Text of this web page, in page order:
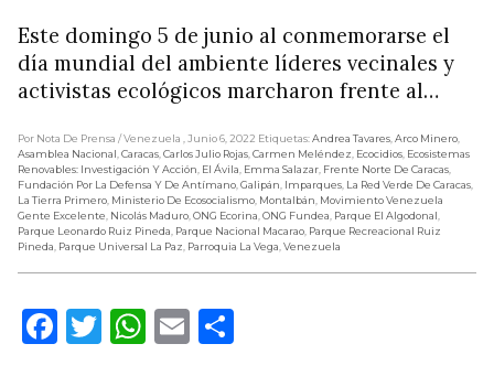
Este domingo 5 de junio al conmemorarse el
día mundial del ambiente líderes vecinales y
activistas ecológicos marcharon frente al…
Por Nota De Prensa / Venezuela , Junio 6, 2022 Etiquetas:Andrea Tavares,Arco Minero,
Asamblea Nacional,Caracas,Carlos Julio Rojas,Carmen Meléndez, Ecocidios, Ecosistemas
Renovables: Investigación Y Acción, El Ávila, Emma Salazar, Frente Norte De Caracas,
Fundación Por La Defensa Y De Antímano,Galipán, Imparques, La Red Verde De Caracas,
La Tierra Primero, Ministerio De Ecosocialismo, Montalbán, Movimiento Venezuela
Gente Excelente, Nicolás Maduro,ONG Ecorina,ONG Fundea, Parque El Algodonal,
Parque Leonardo Ruiz Pineda, Parque Nacional Macarao, Parque Recreacional Ruiz
Pineda, Parque Universal La Paz, Parroquia La Vega,Venezuela
Facebook
Twitter
WhatsApp
Email